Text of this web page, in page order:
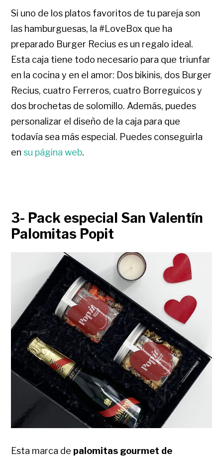
Si uno de los platos favoritos de tu pareja son
las hamburguesas, la #LoveBox que ha
preparado Burger Recius es un regalo ideal.
Esta caja tiene todo necesario para que triunfar
en la cocina y en el amor: Dos bikinis, dos Burger
Recius, cuatro Ferreros, cuatro Borreguicos y
dos brochetas de solomillo. Además, puedes
personalizar el diseño de la caja para que
todavía sea más especial. Puedes conseguirla
en su página web.
3- Pack especial San Valentín
Palomitas Popit
Esta marca de palomitas gourmet de